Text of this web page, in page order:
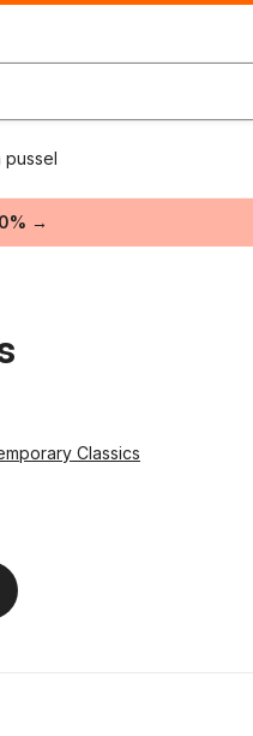
pussel
→
Classics